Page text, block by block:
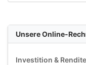
Unsere Online-
Investition & Rendite